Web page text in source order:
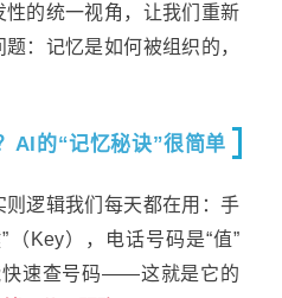
的统一视角，让我们重新
：记忆是如何被组织的，
AI的“记忆秘诀”很简单
则逻辑我们每天都在用：手
（Key），电话号码是“值”
快速查号码——这就是它的